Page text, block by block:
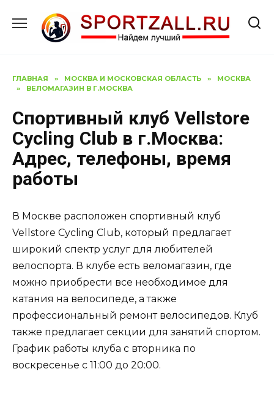
содержанию
ГЛАВНАЯ » МОСКВА И МОСКОВСКАЯ ОБЛАСТЬ »
МОСКВА
»
ВЕЛОМАГАЗИН В Г.МОСКВА
Спортивный клуб Vellstore
Cycling Club в г.Москва:
Адрес, телефоны, время
работы
В Москве расположен спортивный клуб
Vellstore Cycling Club, который предлагает
широкий спектр услуг для любителей
велоспорта. В клубе есть веломагазин, где
можно приобрести все необходимое для
катания на велосипеде, а также
профессиональный ремонт велосипедов. Клуб
также предлагает секции для занятий спортом.
График работы клуба с вторника по
воскресенье с 11:00 до 20:00.